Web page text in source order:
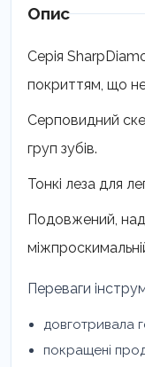
316
кількість
Опис
Серія
покриттям, що
Серповидний
груп зубів.
Тонкі леза для
Подовжений,
Переваги
довготривала
покращені